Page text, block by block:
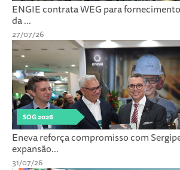
ENGIE contrata WEG para
da ...
27/07/26
SOG 2026
Eneva reforça compromisso com
expansão...
31/07/26